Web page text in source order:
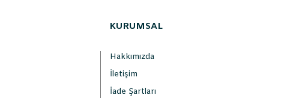
KURUMSAL
Hakkımızda
İletişim
İade Şartları